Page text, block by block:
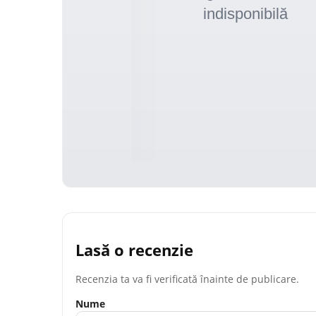
Lasă o recenzie
Recenzia ta va fi verificată înainte de publicare.
Nume